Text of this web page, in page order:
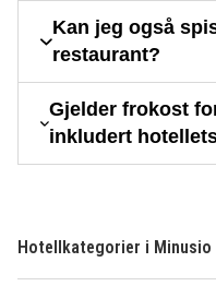
Kan jeg også
restaurant?
Gjelder frokost
inkludert
Hotellkategorier i Minusio